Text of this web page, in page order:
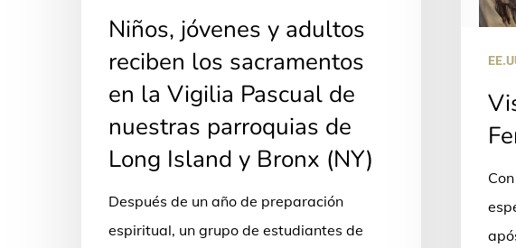
Vigilia
Pascual
parroquias
Long
Island
Niños, jóvenes y adultos
reciben los sacramentos
en la Vigilia Pascual de
nuestras parroquias de
Long Island y Bronx (NY)
Después de un año de preparación
espiritual, un grupo de estudiantes de
Nueva
York